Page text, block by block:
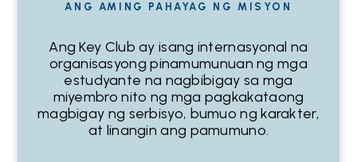
ANG AMING PAHAYAG NG MISYON
Ang Key Club ay isang internasyonal na
organisasyong pinamumunuan ng mga
estudyante na nagbibigay sa mga
miyembro nito ng mga pagkakataong
magbigay ng serbisyo, bumuo ng karakter,
at linangin ang pamumuno.